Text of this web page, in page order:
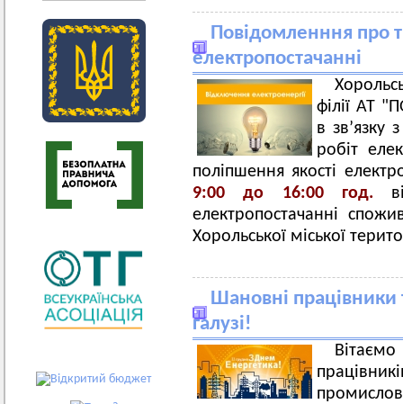
Повідомленння про
електропостачанні
філії АТ
в зв’язку
робіт
поліпшення якості
9:00 до 16:00 год.
електропостачанні
Хорольської міської
Шановні працівники
галузі!